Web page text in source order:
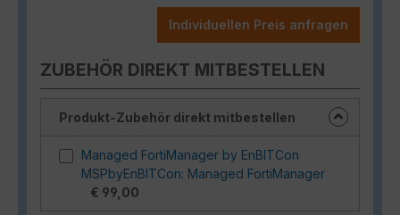
Individuellen Preis anfragen
ZUBEHÖR DIREKT MITBESTELLEN
Produkt-Zubehör direkt mitbestellen
Managed FortiManager by EnBITCon
MSPbyEnBITCon: Managed FortiManager
€ 99,00